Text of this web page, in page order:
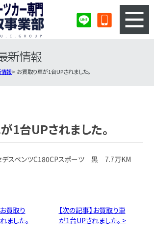
ン査定
実績
新情報
情報 お買取り車が1台UPされました。
1台UPされました。
スベンツC180CPスポーツ 黒 7.7万KM
買取り
ました。
【次の記事】お買取り車
が1台UPされました。 >